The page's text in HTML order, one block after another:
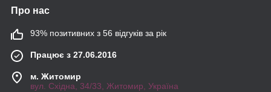
Про нас
93% позитивних з 56 відгуків за рік
Працює з 27.06.2016
м. Житомир
вул. Східна, 34/33, Житомир, Україна